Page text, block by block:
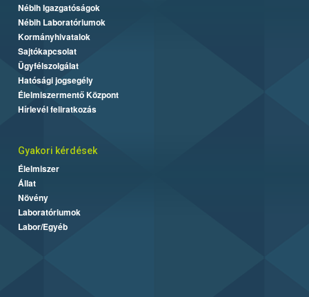
Nébih Igazgatóságok
Nébih Laboratóriumok
Kormányhivatalok
Sajtókapcsolat
Ügyfélszolgálat
Hatósági jogsegély
Élelmiszermentő Központ
Hírlevél feliratkozás
Gyakori kérdések
Élelmiszer
Állat
Növény
Laboratóriumok
Labor/Egyéb